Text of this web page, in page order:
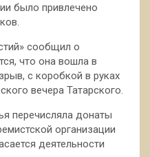
было привлечено
сообщил о
что она вошла в
с коробкой в руках
вечера Татарского.
перечисляла донаты
организации
деятельности